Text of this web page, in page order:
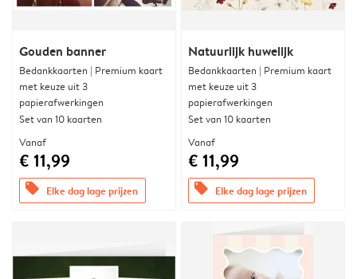
Gouden banner
Bedankkaarten | Premium kaart
met keuze uit 3
papierafwerkingen
Set van 10 kaarten
Vanaf
€ 11,99
offers Elke dag lage prijzen
Natuurlijk huwelijk
Bedankkaarten | Premium kaart
met keuze uit 3
papierafwerkingen
Set van 10 kaarten
Vanaf
€ 11,99
offers Elke dag lage prijzen